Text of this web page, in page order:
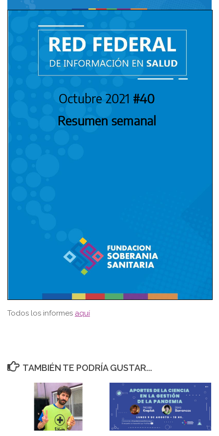
Todos los informes aquí
TAMBIÉN TE PODRÍA GUSTAR...